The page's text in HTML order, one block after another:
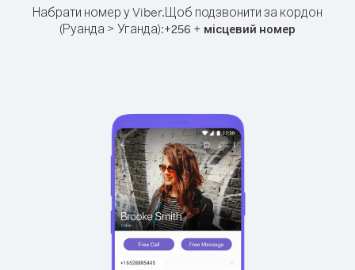
Набрати номер у Viber.Щоб подзвонити за кордон
(Руанда > Уганда):+256 + місцевий номер